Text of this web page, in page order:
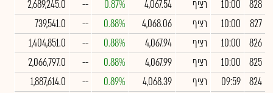
828
10:00 רציף 4,067.54
0.87%
--
2,689,245.0
827
10:00 רציף 4,068.06
0.88%
--
739,541.0
826
10:00 רציף 4,067.94
0.88%
--
1,404,851.0
825
10:00 רציף 4,067.99
0.88%
--
2,066,797.0
824
09:59 רציף 4,068.39
0.89%
--
1,887,614.0